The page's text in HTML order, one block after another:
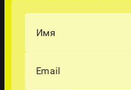
Имя
Email